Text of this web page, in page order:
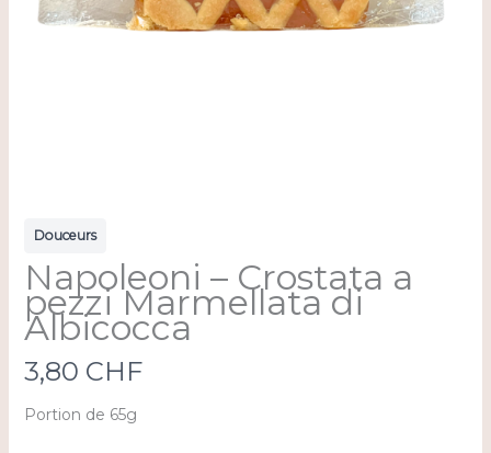
Douceurs
Napoleoni – Crostata a
pezzi Marmellata di
Albicocca
N
o
3,80 CHF
Portion de 65g